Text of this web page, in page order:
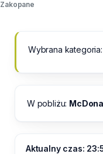
Zakopane
Wybrana kategoria:
W pobliżu:
Aktualny czas: